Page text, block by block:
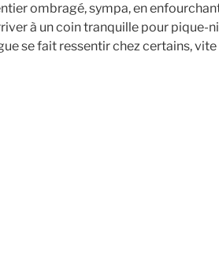
ombragé, sympa, en
à un coin tranquille pour pique-
se fait ressentir chez certains,